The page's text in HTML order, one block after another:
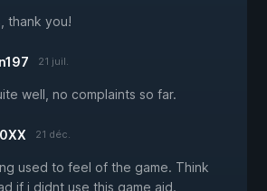
thank you!
21 juil.
well, no complaints so far.
21 déc.
used to feel of the game. Think
if i didnt use this game aid.